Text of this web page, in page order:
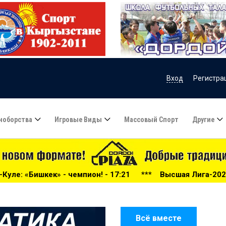
Вход
Игровые Виды Массовый Спорт Другие
- 17:21 ***Высшая Лига-2026: беспощадный
Всё вместе